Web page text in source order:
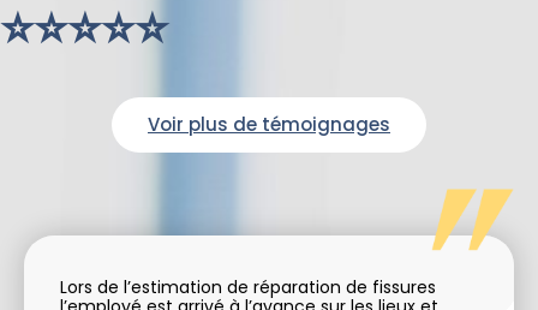
⭐⭐⭐⭐⭐
Voir plus de témoignages
Lors de l’estimation de réparation de fissures